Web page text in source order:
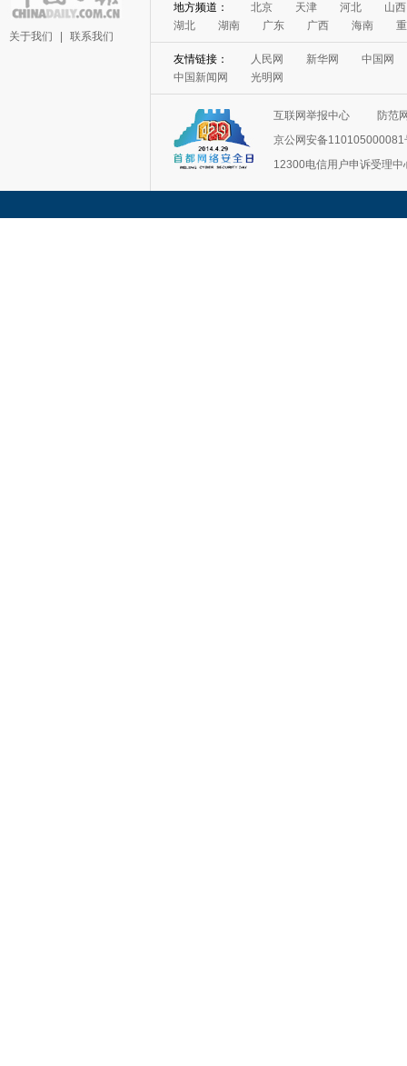
关于我们 联系我们
地方频道： 北京 天津 河北
山西
湖北
湖南 广东 广西 海南
友情链接： 人民网 新华网
中国网
中国新闻网
光明网
互联网举报中心
防范
京公网安备110105000081
12300电信用户申诉受理中